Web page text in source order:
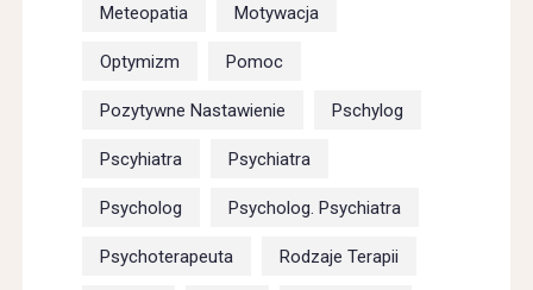
Meteopatia Motywacja
Optymizm Pomoc
Pozytywne Nastawienie Pschylog
Pscyhiatra Psychiatra
Psycholog Psycholog. Psychiatra
Psychoterapeuta Rodzaje Terapii